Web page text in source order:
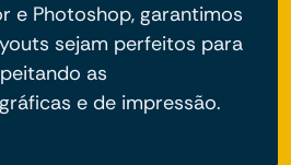
e Photoshop, garantimos
sejam perfeitos para
as
e de impressão.